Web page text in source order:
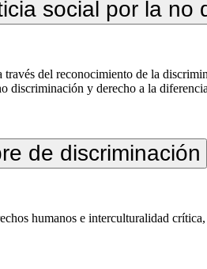
social por la no
del reconocimiento de la
y derecho a la
de discriminación
humanos e interculturalidad